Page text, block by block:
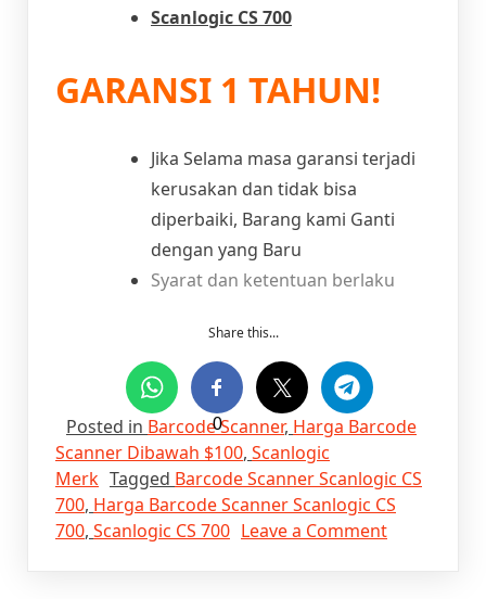
Scanlogic CS 700
GARANSI 1 TAHUN!
Jika Selama masa garansi terjadi
kerusakan dan tidak bisa
diperbaiki, Barang kami Ganti
dengan yang Baru
Syarat dan ketentuan berlaku
Share this...
0
Posted in Barcode Scanner, Harga Barcode
Scanner Dibawah $100, Scanlogic
Merk Tagged Barcode Scanner Scanlogic CS
700, Harga Barcode Scanner Scanlogic CS
700, Scanlogic CS 700 Leave a Commenton